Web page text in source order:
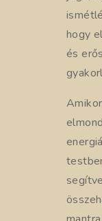
hogy
és